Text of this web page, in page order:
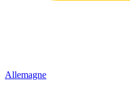
Allemagne